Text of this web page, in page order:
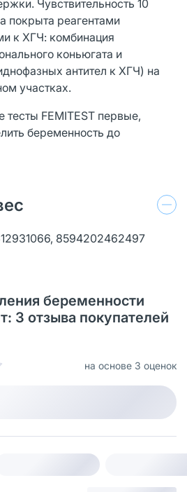
Чувствительность 10
покрыта реагентами
к ХГЧ: комбинация
коньюгата и
антител к ХГЧ) на
участках.
FEMITEST первые,
беременность до
8594202462497
беременности
3 отзыва покупателей
на основе 3 оценок